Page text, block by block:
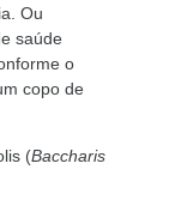
Ou
saúde
o
copo de
(Baccharis